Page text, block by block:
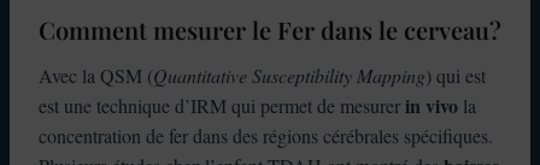
Comment mesurer le Fer dans le cerveau?
Avec la QSM (Quantitative Susceptibility Mapping) qui est
est une technique d’IRM qui permet de mesurerin vivo la
concentration de fer dans des régions cérébrales spécifiques.